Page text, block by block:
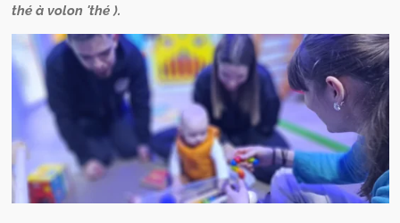
thé à volon 'thé ).